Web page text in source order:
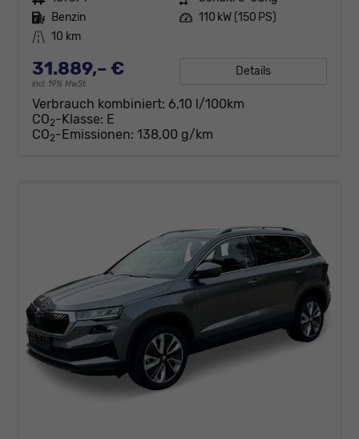
Kraftstoff Benzin Leistung 110 kW (150 PS)
Kilometerstand 10 km
31.889,– €
incl. 19% MwSt.
Details
Verbrauch kombiniert: 6,10 l/100km
CO2-Klasse: E
CO2-Emissionen: 138,00 g/km